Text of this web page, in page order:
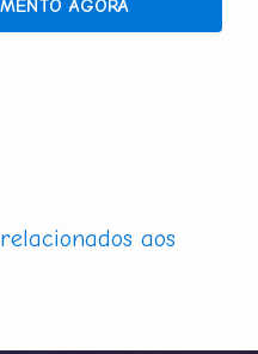
AGORA
aos